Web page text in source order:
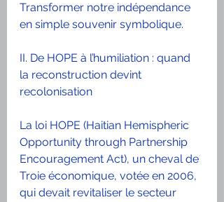
Transformer notre indépendance
en simple souvenir symbolique.
II. De HOPE à l’humiliation : quand
la reconstruction devint
recolonisation
La loi HOPE (Haitian Hemispheric
Opportunity through Partnership
Encouragement Act), un cheval de
Troie économique, votée en 2006,
qui devait revitaliser le secteur